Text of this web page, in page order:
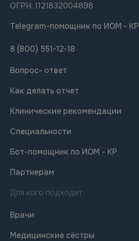
ОГРН: 1121832004898
Telegram-помощник по ИОМ - КР
8 (800) 551-12-18
Вопрос- ответ
Как делать отчет
Клинические рекомендации
Специальности
Бот-помощник по ИОМ - КР
Партнерам
Для кого подходит:
Врачи
Медицинские сёстры